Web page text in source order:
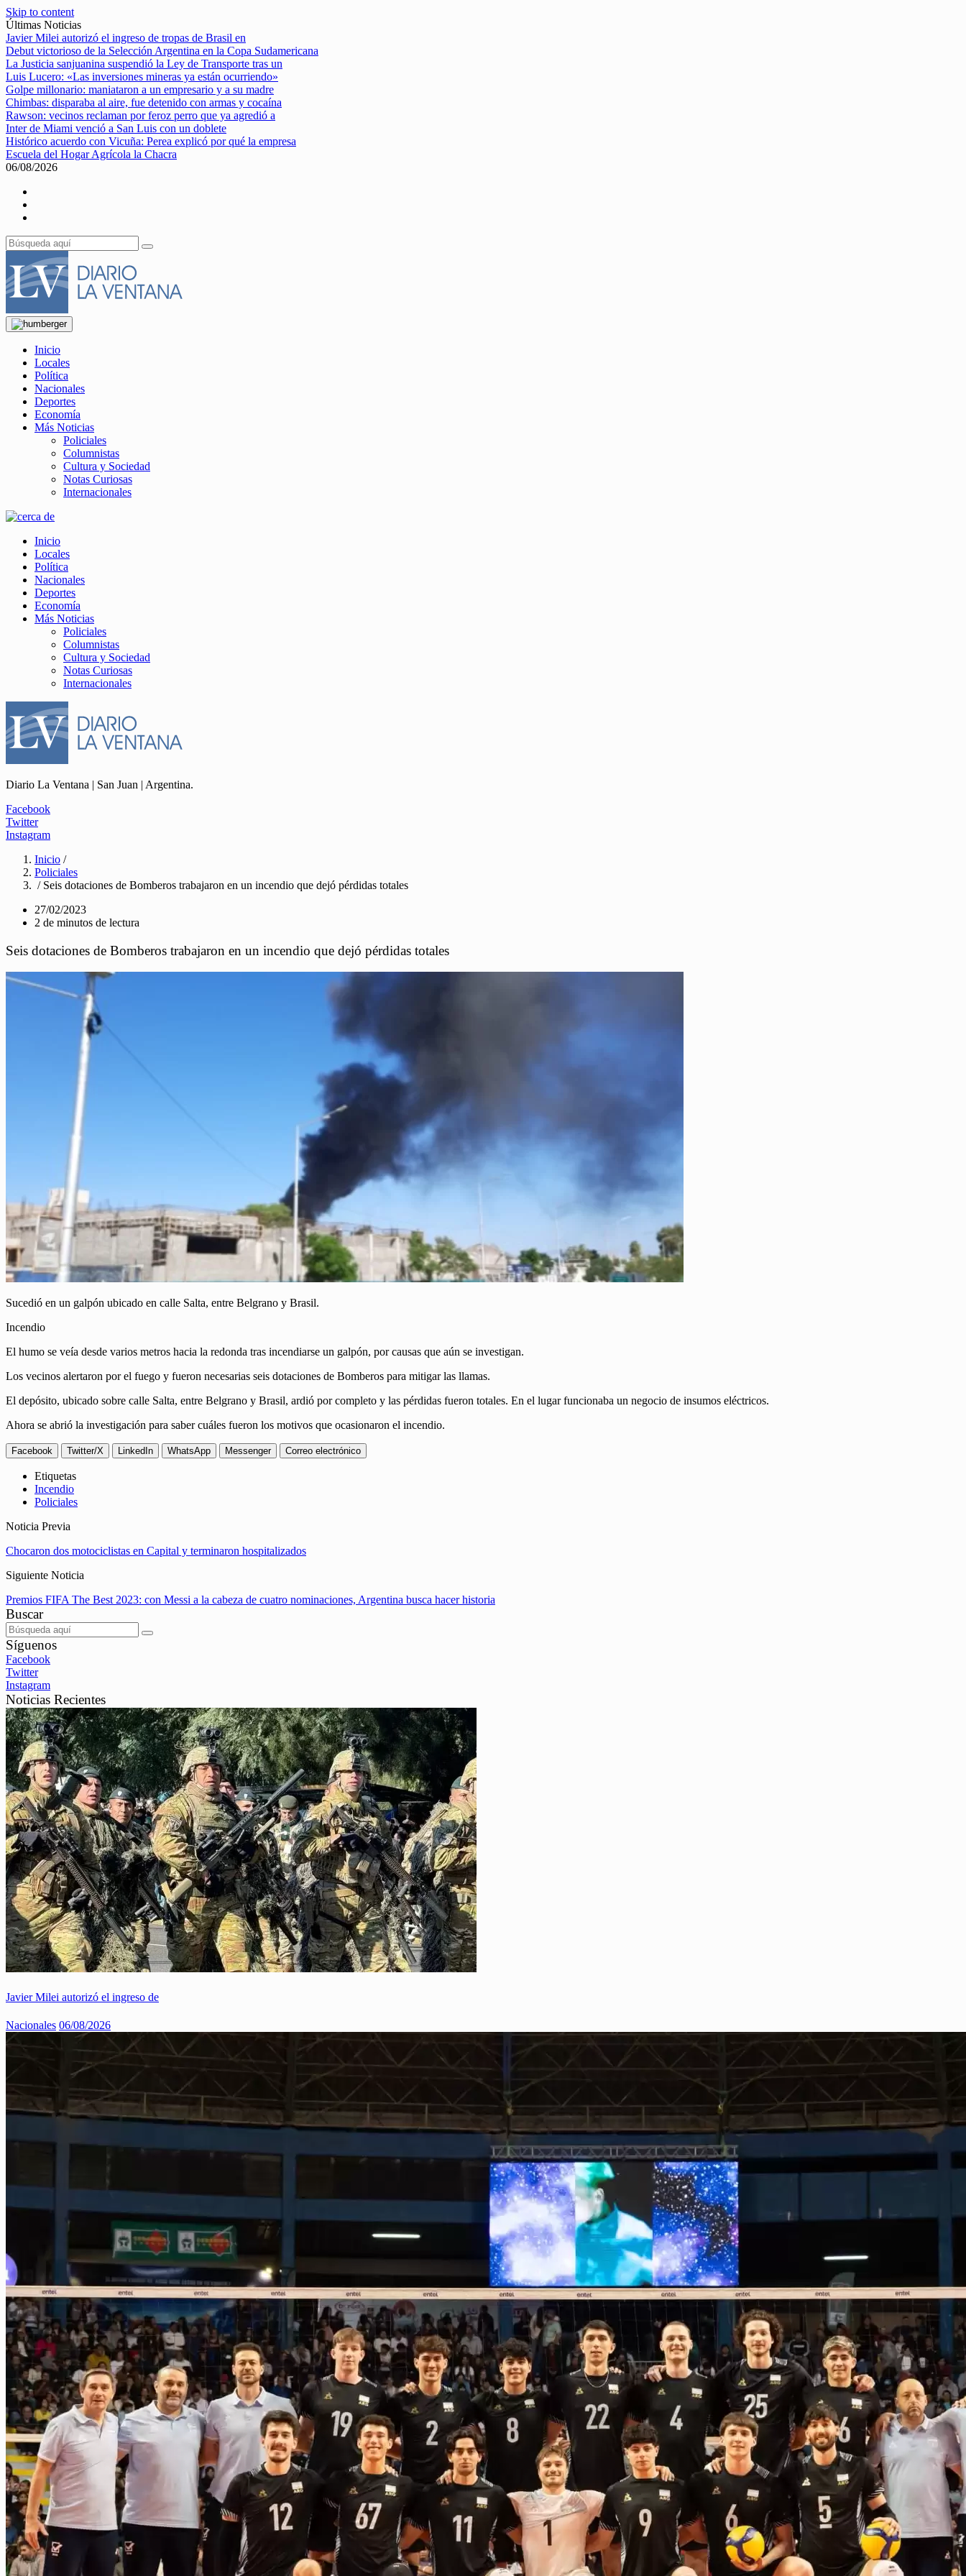
Skip to content
Últimas Noticias
Javier Milei autorizó el ingreso de tropas de Brasil en
Debut victorioso de la Selección Argentina en la Copa Sudamericana
La Justicia sanjuanina suspendió la Ley de Transporte tras un
Luis Lucero: «Las inversiones mineras ya están ocurriendo»
Golpe millonario: maniataron a un empresario y a su madre
Chimbas: disparaba al aire, fue detenido con armas y cocaína
Rawson: vecinos reclaman por feroz perro que ya agredió a
Inter de Miami venció a San Luis con un doblete
Histórico acuerdo con Vicuña: Perea explicó por qué la empresa
Escuela del Hogar Agrícola la Chacra
06/08/2026
Inicio
Locales
Política
Nacionales
Deportes
Economía
Más Noticias
Policiales
Columnistas
Cultura y Sociedad
Notas Curiosas
Internacionales
Inicio
Locales
Política
Nacionales
Deportes
Economía
Más Noticias
Policiales
Columnistas
Cultura y Sociedad
Notas Curiosas
Internacionales
Diario La Ventana | San Juan | Argentina.
Facebook
Twitter
Instagram
Inicio /
Policiales
/ Seis dotaciones de Bomberos trabajaron en un incendio que dejó pérdidas totales
27/02/2023
2 de minutos de lectura
Seis dotaciones de Bomberos trabajaron en un incendio que dejó pérdidas totales
Sucedió en un galpón ubicado en calle Salta, entre Belgrano y Brasil.
Incendio
El humo se veía desde varios metros hacia la redonda tras incendiarse un galpón, por causas que aún se investigan.
Los vecinos alertaron por el fuego y fueron necesarias seis dotaciones de Bomberos para mitigar las llamas.
El depósito, ubicado sobre calle Salta, entre Belgrano y Brasil, ardió por completo y las pérdidas fueron totales. En el lugar funcionaba un negocio de insumos eléctricos.
Ahora se abrió la investigación para saber cuáles fueron los motivos que ocasionaron el incendio.
Facebook Twitter/X LinkedIn WhatsApp Messenger Correo electrónico
Etiquetas
Incendio
Policiales
Noticia Previa
Chocaron dos motociclistas en Capital y terminaron hospitalizados
Siguiente Noticia
Premios FIFA The Best 2023: con Messi a la cabeza de cuatro nominaciones, Argentina busca hacer historia
Buscar
Síguenos
Facebook
Twitter
Instagram
Noticias Recientes
Javier Milei autorizó el ingreso de
Nacionales 06/08/2026